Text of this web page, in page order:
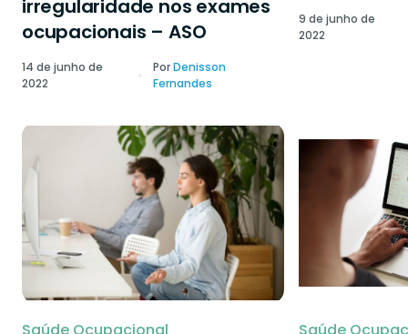
irregularidade nos exames
ocupacionais – ASO
14 de junho de
2022
PorDenisson
Fernandes
9 de junho de
2022